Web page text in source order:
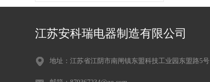
江苏安科瑞电器制造有限公司
地址：江苏省江阴市南闸镇东盟科技工业园东盟路5号